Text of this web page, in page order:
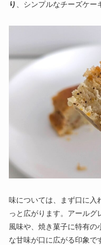
り
、シンプルなチーズケー
味については、まず口に入
っと広がります。アールグ
風味や、焼き菓子に特有の
な甘味が口に広がる印象で